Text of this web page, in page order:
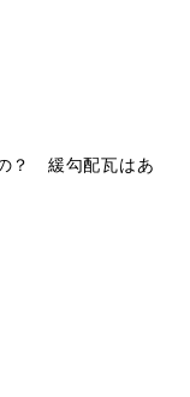
？ 緩勾配瓦はあ